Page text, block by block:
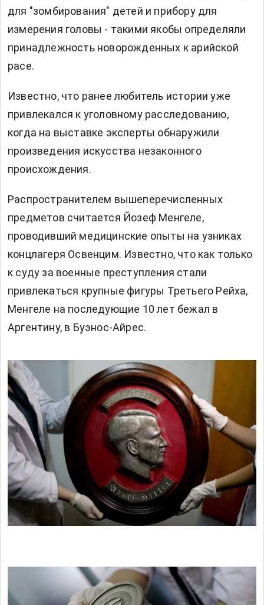
для "зомбирования" детей и прибору для
измерения головы - такими якобы определяли
принадлежность новорожденных к арийской
расе.
Известно, что ранее любитель истории уже
привлекался к уголовному расследованию,
когда на выставке эксперты обнаружили
произведения искусства незаконного
происхождения.
Распространителем вышеперечисленных
предметов считается Йозеф Менгеле,
проводивший медицинские опыты на узниках
концлагеря Освенцим. Известно, что как только
к суду за военные преступления стали
привлекаться крупные фигуры Третьего Рейха,
Менгеле на последующие 10 лет бежал в
Аргентину, в Буэнос-Айрес.